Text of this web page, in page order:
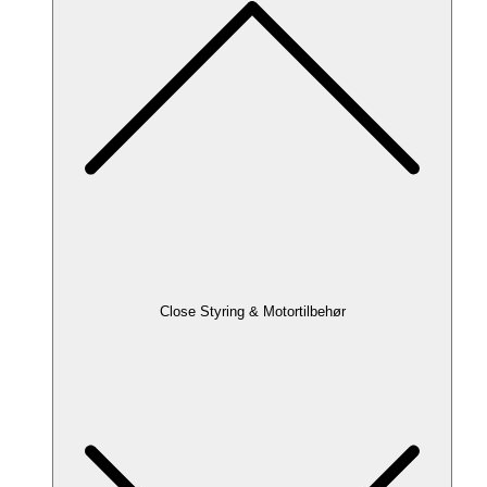
Close Styring & Motortilbehør